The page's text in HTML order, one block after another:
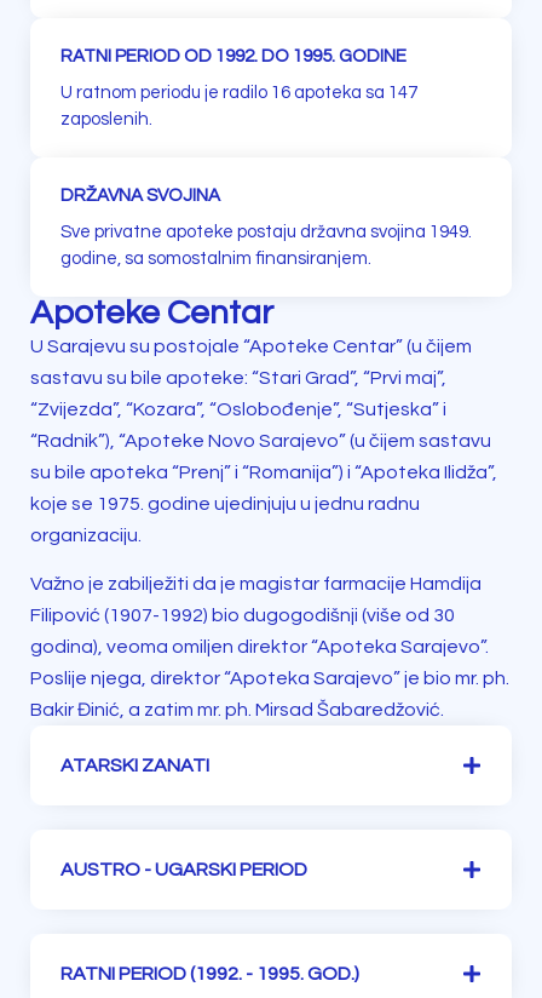
RATNI PERIOD OD 1992. DO 1995. GODINE
U ratnom periodu je radilo 16 apoteka sa 147
zaposlenih.
DRŽAVNA SVOJINA
Sve privatne apoteke postaju državna svojina 1949.
godine, sa somostalnim finansiranjem.
Apoteke Centar
U Sarajevu su postojale “Apoteke Centar” (u čijem
sastavu su bile apoteke: “Stari Grad”, “Prvi maj”,
“Zvijezda”, “Kozara”, “Oslobođenje”, “Sutjeska” i
“Radnik”), “Apoteke Novo Sarajevo” (u čijem sastavu
su bile apoteka “Prenj” i “Romanija”) i “Apoteka Ilidža”,
koje se 1975. godine ujedinjuju u jednu radnu
organizaciju.
Važno je zabilježiti da je magistar farmacije Hamdija
Filipović (1907-1992) bio dugogodišnji (više od 30
godina), veoma omiljen direktor “Apoteka Sarajevo”.
Poslije njega, direktor “Apoteka Sarajevo” je bio mr. ph.
Bakir Đinić, a zatim mr. ph. Mirsad Šabaredžović.
ATARSKI ZANATI
AUSTRO - UGARSKI PERIOD
RATNI PERIOD (1992. - 1995. GOD.)